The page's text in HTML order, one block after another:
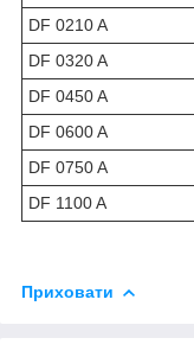
DF 0210 A
DF 0320 A
DF 0450 A
DF 0600 A
DF 0750 A
DF 1100 A
Приховати